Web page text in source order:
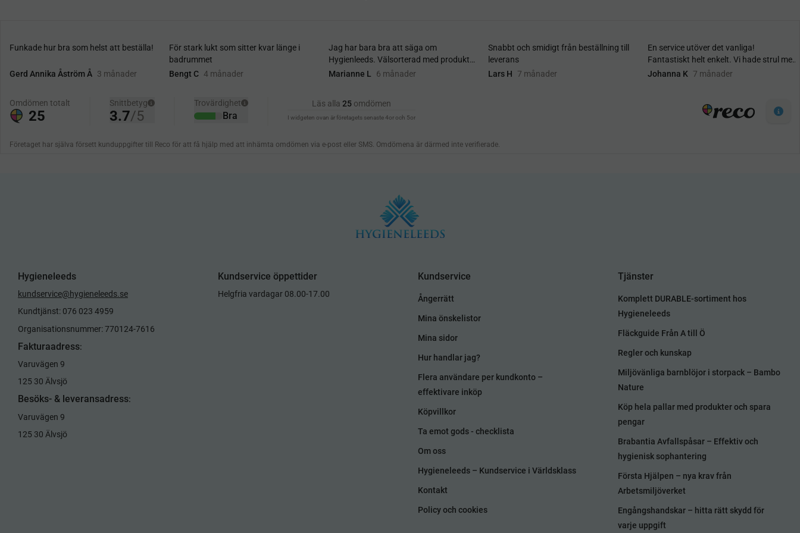
Hygieneleeds
kundservice@hygieneleeds.se
Kundtjänst: 076 023 4959
Organisationsnummer: 770124-7616
Fakturaadress:
Varuvägen 9
125 30 Älvsjö
Besöks- & leveransadress:
Varuvägen 9
125 30 Älvsjö
Kundservice öppettider
Helgfria vardagar 08.00-17.00
Kundservice
Ångerrätt
Mina önskelistor
Mina sidor
Hur handlar jag?
Flera användare per kundkonto –
effektivare inköp
Köpvillkor
Ta emot gods - checklista
Om oss
Hygieneleeds – Kundservice i Världsklass
Kontakt
Policy och cookies
Tjänster
Komplett DURABLE-sortiment hos
Hygieneleeds
Fläckguide Från A till Ö
Regler och kunskap
Miljövänliga barnblöjor i storpack – Bambo
Nature
Köp hela pallar med produkter och spara
pengar
Brabantia Avfallspåsar – Effektiv och
hygienisk sophantering
Första Hjälpen – nya krav från
Arbetsmiljöverket
Engångshandskar – hitta rätt skydd för
varje uppgift